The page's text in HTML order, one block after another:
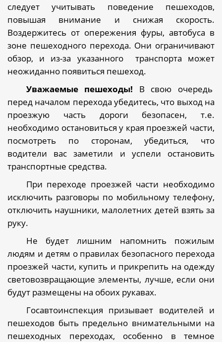
следует учитывать поведение пешеходов,
повышая внимание и снижая скорость.
Воздержитесь от опережения фуры, автобуса в
зоне пешеходного перехода. Они ограничивают
обзор, и из-за указанного
транспорта может
неожиданно появиться пешеход.
Уважаемые пешеходы! В свою очередь
перед началом перехода убедитесь, что выход на
проезжую часть дороги безопасен, т.е.
необходимо остановиться у края проезжей части,
посмотреть по сторонам, убедиться, что
водители вас заметили и успели остановить
транспортные средства.
При переходе проезжей части необходимо
исключить разговоры по мобильному телефону,
отключить наушники, малолетних детей взять за
руку.
Не будет лишним напомнить пожилым
людям и детям о правилах безопасного перехода
проезжей части, купить и прикрепить на одежду
световозвращающие элементы, лучше, если они
будут размещены на обоих рукавах.
Госавтоинспекция призывает водителей и
пешеходов быть предельно внимательными на
пешеходных переходах, особенно в темное